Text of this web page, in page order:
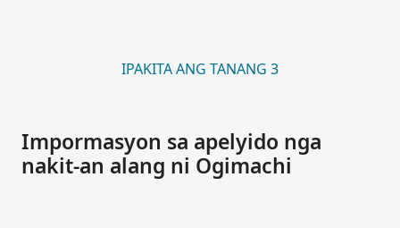
IPAKITA ANG TANANG 3
Impormasyon sa apelyido nga
nakit-an alang ni Ogimachi